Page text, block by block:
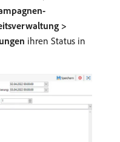
>
ihren Status in